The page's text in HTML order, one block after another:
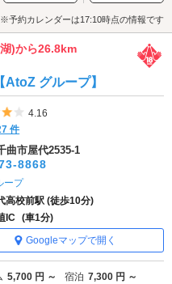
※予約カレンダーは17:10時点の情報です
)から26.8km
グループ】
5つ星のうち4
4.16
件
曲市屋代2535-1
8868
ープ
高校前駅 (徒歩10分)
IC (車1分)
Googleマップで開く
5,700 円 ～ 宿泊 7,300 円 ～